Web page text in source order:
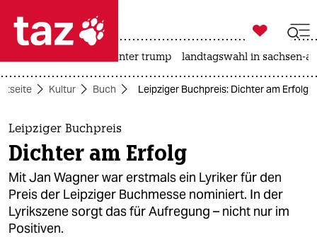
 taz zahl ich
taz zahl ich
themen
politik
öko
gesellschaft

taz zahl ich
usa unter trump landtagswahl in sachsen-
Kultur Buch Leipziger Buchpreis: Dichter am Erfolg
Leipziger Buchpreis
Dichter am Erfolg
Mit Jan Wagner war erstmals ein Lyriker für den
Preis der Leipziger Buchmesse nominiert. In der
Lyrikszene sorgt das für Aufregung – nicht nur im
Positiven.